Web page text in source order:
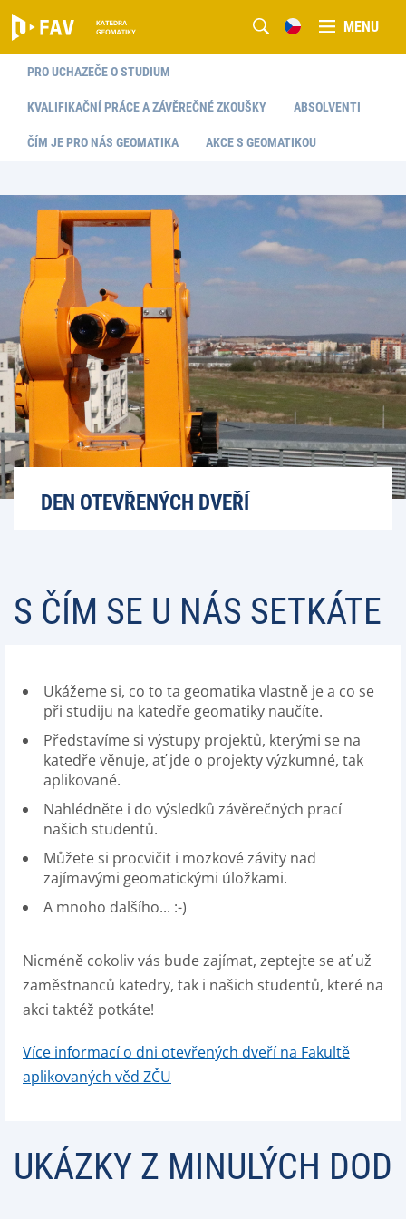
MENU
PRO UCHAZEČE O STUDIUM
KVALIFIKAČNÍ PRÁCE A ZÁVĚREČNÉ ZKOUŠKY ABSOLVENTI
ČÍM JE PRO NÁS GEOMATIKA AKCE S GEOMATIKOU
DEN OTEVŘENÝCH DVEŘÍ
S ČÍM SE U NÁS SETKÁTE
Ukážeme si, co to ta geomatika vlastně je a co se
při studiju na katedře geomatiky naučíte.
Představíme si výstupy projektů, kterými se na
katedře věnuje, ať jde o projekty výzkumné, tak
aplikované.
Nahlédněte i do výsledků závěrečných prací
našich studentů.
Můžete si procvičit i mozkové závity nad
zajímavými geomatickými úložkami.
A mnoho dalšího... :-)
Nicméně cokoliv vás bude zajímat, zeptejte se ať už
zaměstnanců katedry, tak i našich studentů, které na
akci taktéž potkáte!
Více informací o dni otevřených dveří na Fakultě
aplikovaných věd ZČU
UKÁZKY Z MINULÝCH DOD